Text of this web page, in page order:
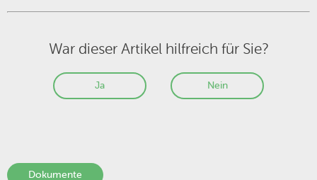
War dieser Artikel hilfreich für Sie?
Ja Nein
Dokumente